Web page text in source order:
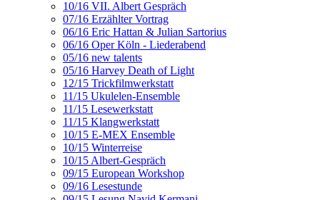
10/16 VII. Albert Gespräch
07/16 Erzählter Vortrag
06/16 Eric Hattan & Julian Sartorius
06/16 Oper Köln - Liederabend
05/16 new talents
05/16 Harvey Death of Light
12/15 Trickfilmwerkstatt
11/15 Ukulelen-Ensemble
11/15 Lesewerkstatt
11/15 Klangwerkstatt
10/15 E-MEX Ensemble
10/15 Winterreise
10/15 Albert-Gespräch
09/15 European Workshop
09/16 Lesestunde